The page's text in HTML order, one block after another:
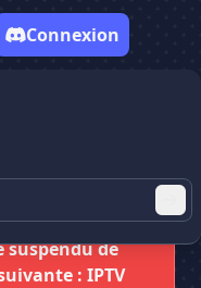
Connexion
et séries
suspendu de
: IPTV